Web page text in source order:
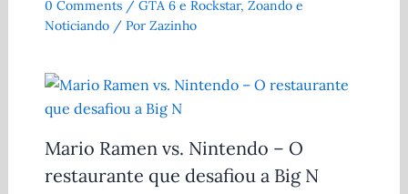
0 Comments / GTA 6 e Rockstar, Zoando e
Noticiando/ Por Zazinho
Mario Ramen vs. Nintendo – O
restaurante que desafiou a Big N